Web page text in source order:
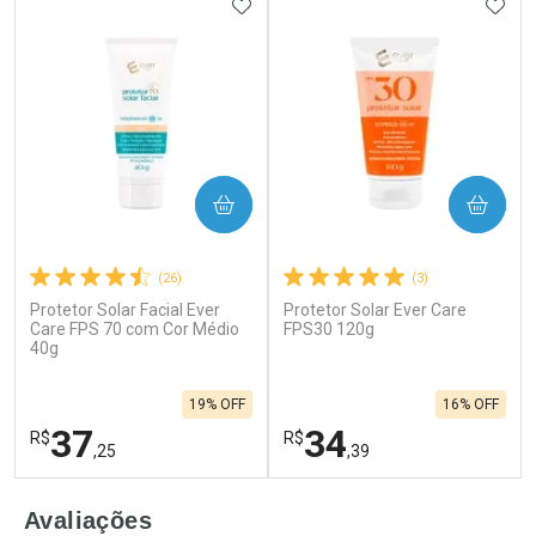
(26)
Protetor Solar Facial Ever
Care FPS 70 com Cor Médio
40g
R$37,25
19% OFF
COMPRAR
(3)
Protetor Solar Ever Care
FPS30 120g
R$34,39
16% OFF
COMPRAR
Avaliações